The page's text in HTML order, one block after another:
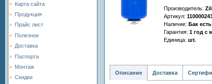
Карта сайта
Продукция
Прайс лист
Полезное
Доставка
Паспорта
Монтаж
Скидки
Производитель:
Артикул:
Наличие: Бак
Гарантия: 1 год с
Единица: шт.
Описание Доставка